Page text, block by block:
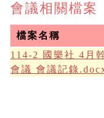
會議相關檔案
檔案名稱
114-2 國樂社 4月
會議 會議記錄